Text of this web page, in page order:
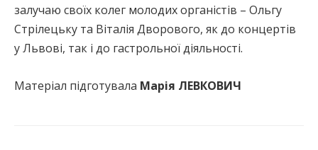
залучаю своїх колег молодих органістів – Ольгу
Стрілецьку та Віталія Дворового, як до концертів
у Львові, так і до гастрольної діяльності.
Матеріал підготувала Марія ЛЕВКОВИЧ